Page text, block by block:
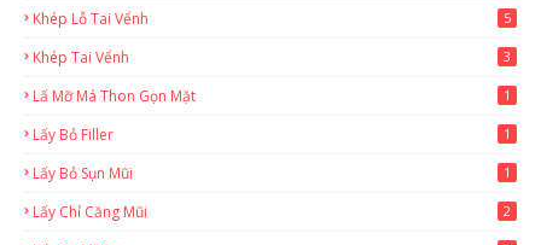
Khép Lỗ Tai Vểnh 5
Khép Tai Vểnh 3
Lấ Mỡ Má Thon Gọn Mặt 1
Lấy Bỏ Filler 1
Lấy Bỏ Sụn Mũi 1
Lấy Chỉ Căng Mũi 2